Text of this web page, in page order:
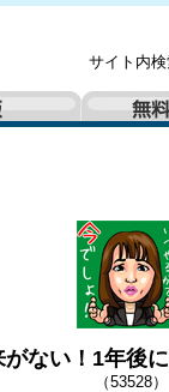
サイト内検
がない！1年後
（53528）